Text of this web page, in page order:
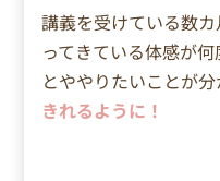
講義を受けている数
ってきている体感が
とややりたいことが
きれるように！